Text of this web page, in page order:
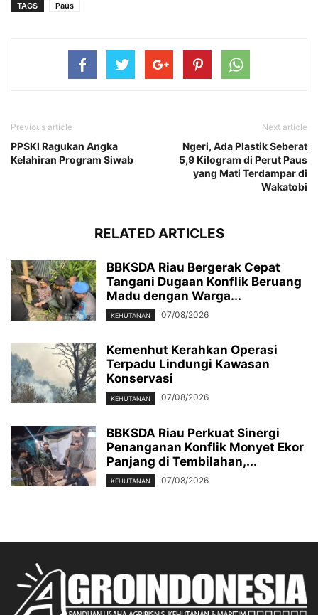
TAGS Paus
Previous article
PPSKI Ragukan Angka
Kelahiran Program Siwab
Next article
Ngeri, Ada Plastik Seberat
5,9 Kilogram di Perut Paus
yang Mati Terdampar di
Wakatobi
RELATED ARTICLES
BBKSDA Riau Bergerak Cepat
Tangani Dugaan Konflik Beruang
Madu dengan Warga...
KEHUTANAN 07/08/2026
Kemenhut Kerahkan Operasi
Terpadu Lindungi Kawasan
Konservasi
KEHUTANAN 07/08/2026
BBKSDA Riau Perkuat Sinergi
Penanganan Konflik Monyet Ekor
Panjang di Tembilahan,...
KEHUTANAN 07/08/2026